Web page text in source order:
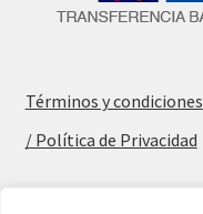
Términos y condiciones
/ Política de Privacidad